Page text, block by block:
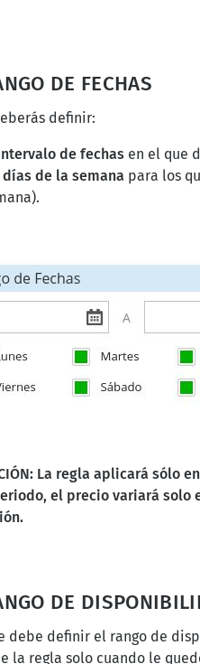
DE FECHAS
definir:
de fechas en el que
días de la semana para los
La regla aplicará
el precio variará solo
DE
debe definir el rango de
la regla solo cuando le